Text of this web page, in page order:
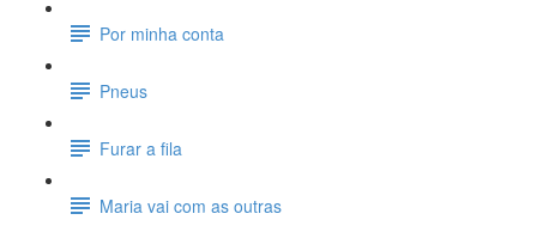
Por minha conta
Pneus
Furar a fila
Maria vai com as outras